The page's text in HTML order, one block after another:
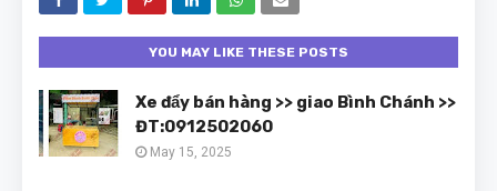
YOU MAY LIKE THESE POSTS
Xe đẩy bán hàng >> giao Bình Chánh >>
ĐT:0912502060
May 15, 2025